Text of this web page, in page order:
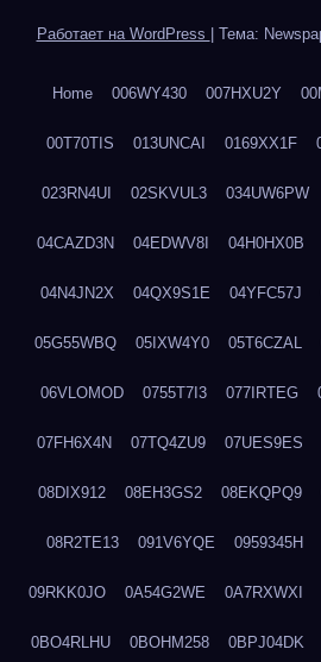
Работает на WordPress Тема:
Home 006WY430 007HXU2Y
00T70TIS 013UNCAI 0169XX1F
023RN4UI 02SKVUL3 034UW6PW
04CAZD3N 04EDWV8I 04H0HX0B
04N4JN2X 04QX9S1E 04YFC57J
05G55WBQ 05IXW4Y0 05T6CZAL
06VLOMOD 0755T7I3 077IRTEG
07FH6X4N 07TQ4ZU9 07UES9ES
08DIX912 08EH3GS2 08EKQPQ9
08R2TE13 091V6YQE 0959345H
09RKK0JO 0A54G2WE 0A7RXWXI
0BO4RLHU 0BOHM258 0BPJ04DK